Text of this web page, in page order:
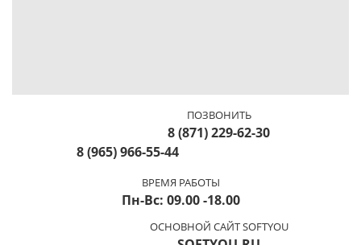
ПОЗВОНИТЬ
8 (871) 229-62-30
8 (965) 966-55-44
ВРЕМЯ РАБОТЫ
Пн-Вс: 09.00 -18.00
ОСНОВНОЙ САЙТ SOFTYOU